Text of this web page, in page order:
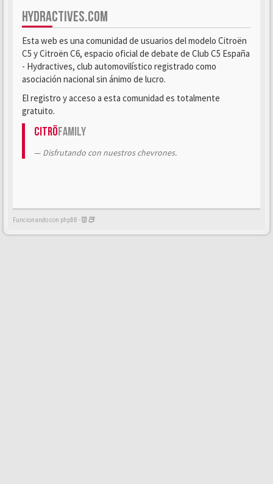
HYDRACTIVES.COM
Esta web es una comunidad de usuarios del modelo Citroën
C5 y Citroën C6, espacio oficial de debate de Club C5 España
- Hydractives, club automovilístico registrado como
asociación nacional sin ánimo de lucro.
El registro y acceso a esta comunidad es totalmente
gratuito.
CitröFamily
Disfrutando con nuestros chevrones.
Funcionando con phpBB -